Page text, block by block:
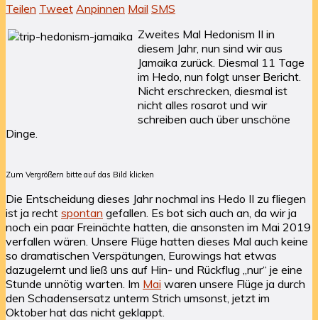
Teilen Tweet Anpinnen Mail SMS
Zweites Mal Hedonism II in
diesem Jahr, nun sind wir aus
Jamaika zurück. Diesmal 11 Tage
im Hedo, nun folgt unser Bericht.
Nicht erschrecken, diesmal ist
nicht alles rosarot und wir
schreiben auch über unschöne
Dinge.
Zum Vergrößern bitte auf das Bild klicken
Die Entscheidung dieses Jahr nochmal ins Hedo II zu fliegen
ist ja recht spontan gefallen. Es bot sich auch an, da wir ja
noch ein paar Freinächte hatten, die ansonsten im Mai 2019
verfallen wären. Unsere Flüge hatten dieses Mal auch keine
so dramatischen Verspätungen, Eurowings hat etwas
dazugelernt und ließ uns auf Hin- und Rückflug „nur“ je eine
Stunde unnötig warten. Im Mai waren unsere Flüge ja durch
den Schadensersatz unterm Strich umsonst, jetzt im
Oktober hat das nicht geklappt.